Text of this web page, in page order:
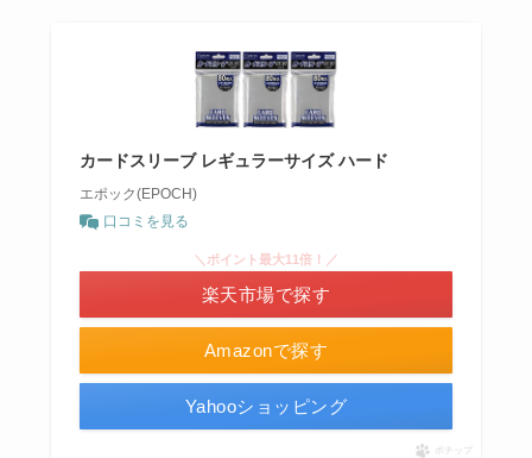
カードスリーブ レギュラーサイズ ハード
エポック(EPOCH)
口コミを見る
Amazonで探す
＼ポイント最大11倍！／
楽天市場で探す
Yahooショッピング
ポチップ